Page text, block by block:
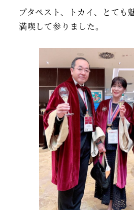
プタペスト、トカイ、とても
満喫して参りました。